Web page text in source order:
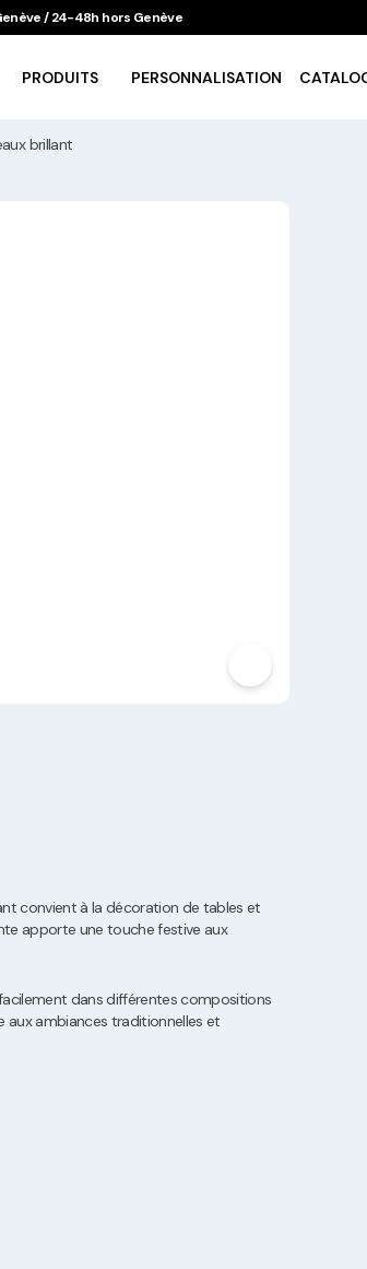
/ 24-48h hors Genève
PRODUITS PERSONNALISATION
brillant
convient à la décoration de tables et
apporte une touche festive aux
dans différentes compositions
aux ambiances traditionnelles et